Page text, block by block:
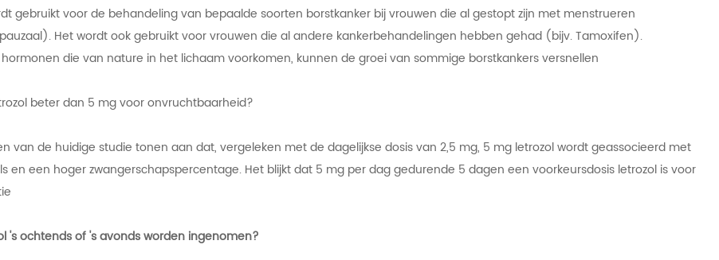
gebruikt voor de behandeling van bepaalde soorten borstkanker bij vrouwen die al gestopt zijn met menstrueren
Het wordt ook gebruikt voor vrouwen die al andere kankerbehandelingen hebben gehad (bijv. Tamoxifen).
die van nature in het lichaam voorkomen, kunnen de groei van sommige borstkankers versnellen
beter dan 5 mg voor onvruchtbaarheid?
van de huidige studie tonen aan dat, vergeleken met de dagelijkse dosis van 2,5 mg, 5 mg letrozol wordt geassocieerd met
en een hoger zwangerschapspercentage. Het blijkt dat 5 mg per dag gedurende 5 dagen een voorkeursdosis letrozol is voor
's ochtends of 's avonds worden ingenomen?